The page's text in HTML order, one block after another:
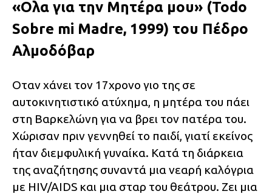
«Ολα για την Μητέρα μου» (Todo
Sobre mi Madre, 1999) του Πέδρο
Αλμοδόβαρ
Οταν χάνει τον 17χρονο γιο της σε
αυτοκινητιστικό ατύχημα, η μητέρα του πάει
στη Βαρκελώνη για να βρει τον πατέρα του.
Χώρισαν πριν γεννηθεί το παιδί, γιατί εκείνος
ήταν διεμφυλική γυναίκα. Κατά τη διάρκεια
της αναζήτησης συναντά μια νεαρή καλόγρια
με HIV/AIDS και μια σταρ του θεάτρου. Ζει μια